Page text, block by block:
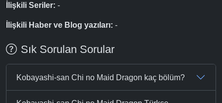
İlişkili Seriler: -
İlişkili Haber ve Blog yazıları: -
Sık Sorulan Sorular
Kobayashi-san Chi no Maid Dragon kaç bölüm?